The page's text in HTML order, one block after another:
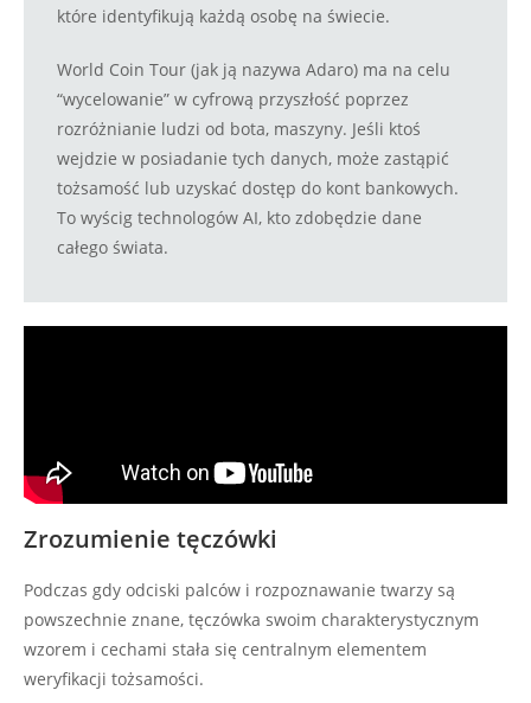
które identyfikują każdą osobę na świecie.
World Coin Tour (jak ją nazywa Adaro) ma na celu
“wycelowanie” w cyfrową przyszłość poprzez
rozróżnianie ludzi od bota, maszyny. Jeśli ktoś
wejdzie w posiadanie tych danych, może zastąpić
tożsamość lub uzyskać dostęp do kont bankowych.
To wyścig technologów AI, kto zdobędzie dane
całego świata.
Zrozumienie tęczówki
Podczas gdy odciski palców i rozpoznawanie twarzy są
powszechnie znane, tęczówka swoim charakterystycznym
wzorem i cechami stała się centralnym elementem
weryfikacji tożsamości.